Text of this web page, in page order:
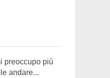
preoccupo più
andare...